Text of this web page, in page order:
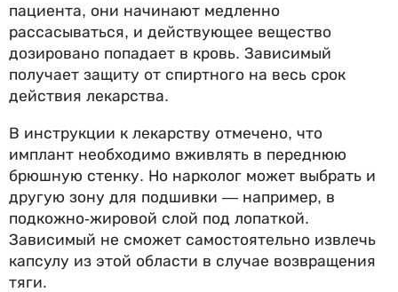
пациента, они начинают медленно
рассасываться, и действующее вещество
дозировано попадает в кровь. Зависимый
получает защиту от спиртного на весь срок
действия лекарства.
В инструкции к лекарству отмечено, что
имплант необходимо вживлять в переднюю
брюшную стенку. Но нарколог может выбрать и
другую зону для подшивки — например, в
подкожно-жировой слой под лопаткой.
Зависимый не сможет самостоятельно извлечь
капсулу из этой области в случае возвращения
тяги.